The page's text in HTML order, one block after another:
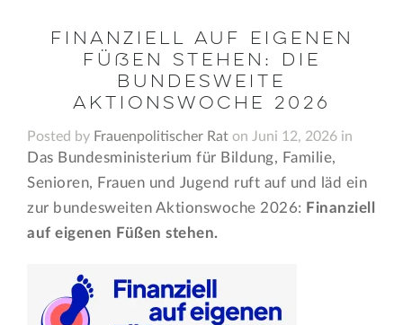
Finanziell auf eigenen
Füßen stehen: Die
bundesweite
Aktionswoche 2026
Posted by Frauenpolitischer Rat on Juni 12, 2026 in
Das Bundesministerium für Bildung, Familie,
Senioren, Frauen und Jugend ruft auf und läd ein
zur bundesweiten Aktionswoche 2026: Finanziell
auf eigenen Füßen stehen.